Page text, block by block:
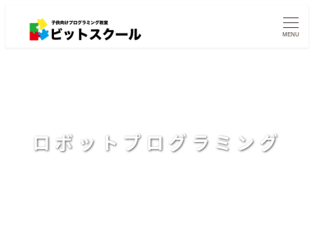
MENU
ロボットプログラミング